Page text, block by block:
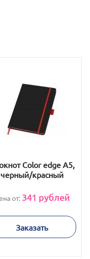
Color edge A5,
черный/красный
от: 341 рублей
Заказать